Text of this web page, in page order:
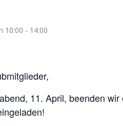
10:00 - 14:00
11. April, beenden